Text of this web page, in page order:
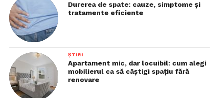
Durerea de spate: cauze, simptome și
tratamente eficiente
ȘTIRI
Apartament mic, dar locuibil: cum alegi
mobilierul ca să câștigi spațiu fără
renovare